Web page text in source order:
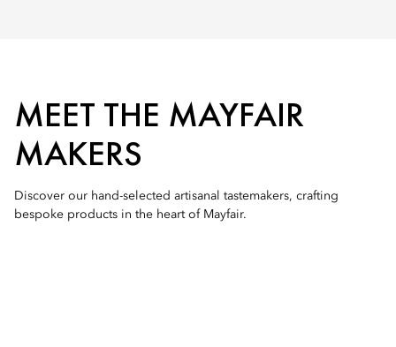
MEET THE MAYFAIR
MAKERS
Discover our hand-selected artisanal tastemakers, crafting
bespoke products in the heart of Mayfair.